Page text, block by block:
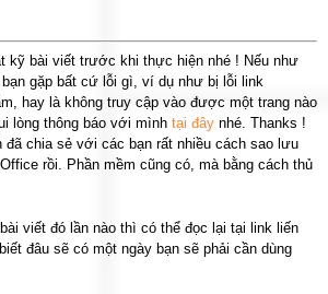
kỹ bài viết trước khi thực hiện nhé ! Nếu như
gặp bất cứ lỗi gì, ví dụ như bị lỗi link
hay là không truy cập vào được một trang nào
lòng thông báo với mình tại đây nhé. Thanks !
đã chia sẻ với các bạn rất nhiều cách sao lưu
rồi. Phần mềm cũng có, mà bằng cách thủ
viết đó lần nào thì có thể đọc lại tại link liến
đâu sẽ có một ngày bạn sẽ phải cần dùng